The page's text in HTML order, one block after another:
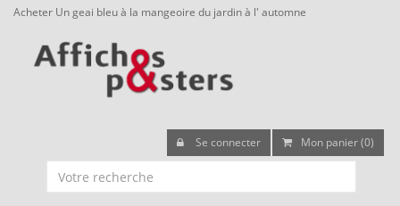
Acheter Un geai bleu à la mangeoire du jardin à l' automne
Se connecter Mon panier (0)